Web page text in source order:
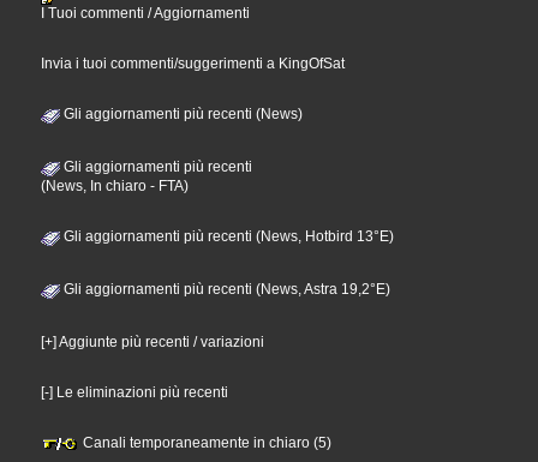
I Tuoi commenti / Aggiornamenti
Invia i tuoi commenti/suggerimenti a KingOfSat
Gli aggiornamenti più recenti (News)
Gli aggiornamenti più recenti
(News, In chiaro - FTA)
Gli aggiornamenti più recenti (News, Hotbird 13°E)
Gli aggiornamenti più recenti (News, Astra 19,2°E)
[+] Aggiunte più recenti / variazioni
[-] Le eliminazioni più recenti
Canali temporaneamente in chiaro (5)